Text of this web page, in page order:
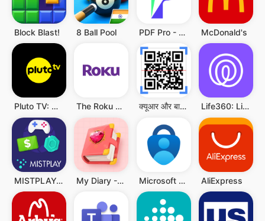
Block Blast! 8 Ball Pool PDF Pro - Reader & Maker McDonald's
Pluto TV: Watch Free Movies/TV The Roku App (Official) क्यूआर और बारकोड स्कैनर Life360: Live Location Sharing
MISTPLAY: Play to Earn Money My Diary - Diary With Lock Microsoft Authenticator AliExpress